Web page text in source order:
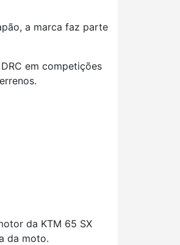
a marca faz parte
em competições
da KTM 65 SX
da moto.